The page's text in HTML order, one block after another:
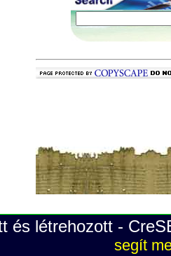
és létrehozott -
segít